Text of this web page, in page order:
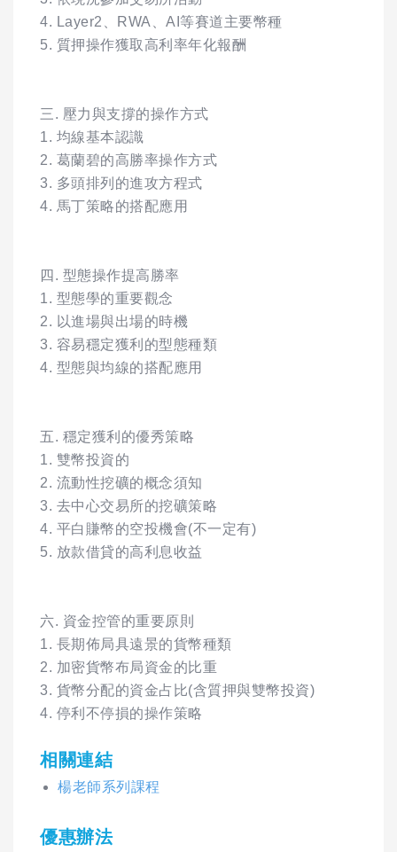
4. Layer2、RWA、AI等賽道主要幣種
5. 質押操作獲取高利率年化報酬
三. 壓力與支撐的操作方式
1. 均線基本認識
2. 葛蘭碧的高勝率操作方式
3. 多頭排列的進攻方程式
4. 馬丁策略的搭配應用
四. 型態操作提高勝率
1. 型態學的重要觀念
2. 以進場與出場的時機
3. 容易穩定獲利的型態種類
4. 型態與均線的搭配應用
五. 穩定獲利的優秀策略
1. 雙幣投資的
2. 流動性挖礦的概念須知
3. 去中心交易所的挖礦策略
4. 平白賺幣的空投機會(不一定有)
5. 放款借貸的高利息收益
六. 資金控管的重要原則
1. 長期佈局具遠景的貨幣種類
2. 加密貨幣布局資金的比重
3. 貨幣分配的資金占比(含質押與雙幣投資)
4. 停利不停損的操作策略
相關連結
楊老師系列課程
優惠辦法